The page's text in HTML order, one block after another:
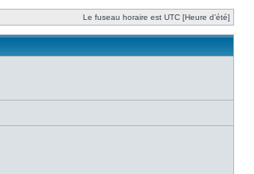
Le fuseau horaire est UTC [Heure d’été]